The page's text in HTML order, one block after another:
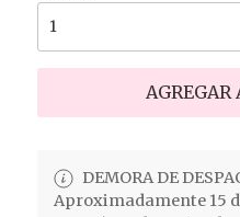
AGREGAR
DEMORA DE
Aproximadamente 15